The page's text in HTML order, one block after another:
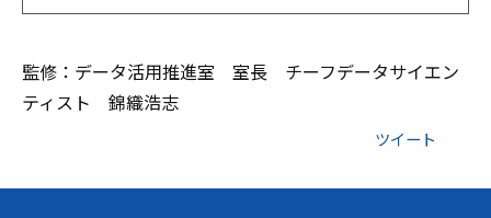
監修：データ活用推進室 室長 チーフデータサイエン
ティスト 錦織浩志
ツイート